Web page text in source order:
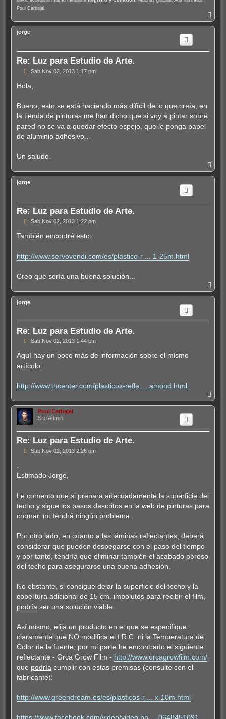
Poul Carbajal.
r
r
jorge
Re: Luz para Estudio de Arte.
M
n
e
Sab Nov 02, 2013 1:17 pm
Hola,
Bueno, esto se está haciendo más difícil de lo que creía, en
la tienda de pinturas me han dicho que si voy a pintar sobre
pared no se va a quedar efecto espejo, que le ponga papel
de aluminio adhesivo...
Un saludo.
r
r
jorge
Re: Luz para Estudio de Arte.
M
n
s
e
Sab Nov 02, 2013 1:22 pm
También encontré esto:
http://www.servovendi.com/es/plastico-r ... 1-25m.html
Creo que sería una buena solución...
r
r
jorge
Re: Luz para Estudio de Arte.
M
n
a
Sab Nov 02, 2013 1:44 pm
Aquí hay un poco más de información sobre el mismo
artículo:
http://www.thcenter.com/plasticos-refle ... amond.html
r
r
Poul Carbajal
Site Admin
Re: Luz para Estudio de Arte.
M
a
Sab Nov 02, 2013 2:26 pm
Estimado Jorge,
Le comento que si prepara adecuadamente la superficie del
techo y sigue los pasos descritos en la web de pinturas para
cromar, no tendrá ningún problema.
Por otro lado, en cuanto a las láminas reflectantes, deberá
considerar que pueden despegarse con el paso del tiempo
y por tanto, tendría que eliminar también el acabado poroso
del techo para asegurarse una buena adhesión.
No obstante, si consigue dejar la superficie del techo y la
cobertura adicional de 15 cm. impolutos para recibir el film,
podría ser una solución viable.
Así mismo, elija un producto en el que se especifique
claramente que NO modifica el I.R.C. ni la Temperatura de
Color de la fuente, por mi parte he encontrado el siguiente
reflectante - Orca Grow Film - http://www.orcagrowfilm.com/
que podría cumplir con estas premisas (consulte con el
fabricante):
http://www.greendream.es/es/plasticos-r ... x-10m.html
https://www.facebook.com/video/video.ph ... 0648451091